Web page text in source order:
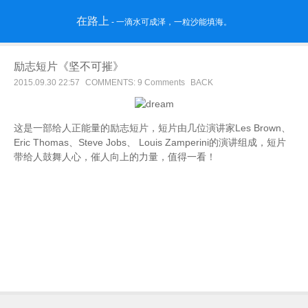
在路上 - 一滴水可成泽，一粒沙能填海。
励志短片《坚不可摧》
2015.09.30 22:57 COMMENTS: 9 Comments BACK
这是一部给人正能量的励志短片，短片由几位演讲家Les Brown、
Eric Thomas、Steve Jobs、 Louis Zamperini的演讲组成，短片
带给人鼓舞人心，催人向上的力量，值得一看！